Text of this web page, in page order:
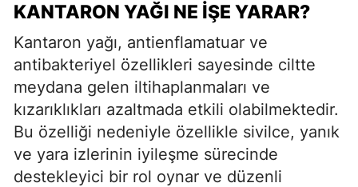
KANTARON YAĞI NE İŞE YARAR?
Kantaron yağı, antienflamatuar ve
antibakteriyel özellikleri sayesinde ciltte
meydana gelen iltihaplanmaları ve
kızarıklıkları azaltmada etkili olabilmektedir.
Bu özelliği nedeniyle özellikle sivilce, yanık
ve yara izlerinin iyileşme sürecinde
destekleyici bir rol oynar ve düzenli